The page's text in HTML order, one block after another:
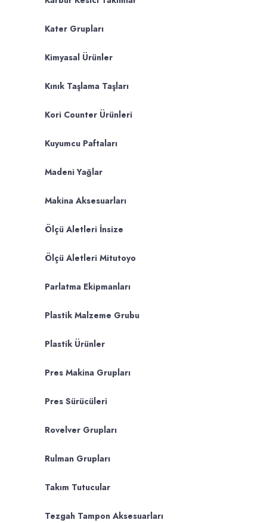
Kater Grupları
Kimyasal Ürünler
Kınık Taşlama Taşları
Kori Counter Ürünleri
Kuyumcu Paftaları
Madeni Yağlar
Makina Aksesuarları
Ölçü Aletleri İnsize
Ölçü Aletleri Mitutoyo
Parlatma Ekipmanları
Plastik Malzeme Grubu
Plastik Ürünler
Pres Makina Grupları
Pres Sürücüleri
Rovelver Grupları
Rulman Grupları
Takım Tutucular
Tezgah Tampon Aksesuarları